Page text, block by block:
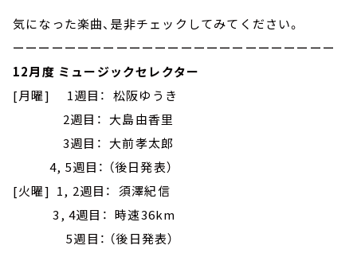
気になった楽曲、是非チェックしてみてください。
ーーーーーーーーーーーーーーーーーーーーーーーーー
12月度 ミュージックセレクター
[月曜] 1週目： 松阪ゆうき
2週目： 大島由香里
3週目： 大前孝太郎
4, 5週目： （後日発表）
[火曜] 1, 2週目： 須澤紀信
3, 4週目： 時速36km
5週目： （後日発表）